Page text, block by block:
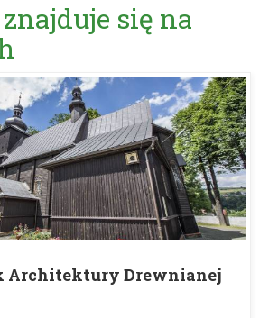
się na
Architektury Drewnianej